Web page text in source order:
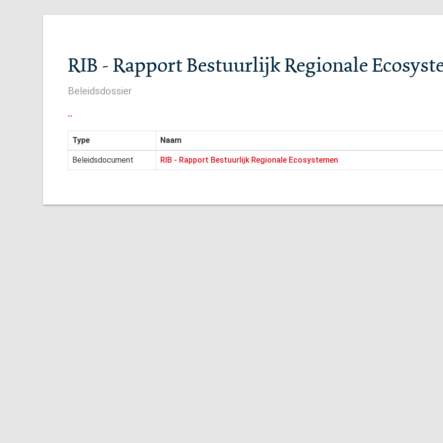
RIB - Rapport Bestuurlijk Regionale
Beleidsdossier
..
Type Naam
Beleidsdocument RIB - Rapport Bestuurlijk Regionale Ecosystemen